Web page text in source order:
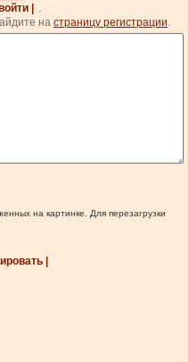
войти |
.
на страницу регистрации.
на картинке. Для перезагрузки
|